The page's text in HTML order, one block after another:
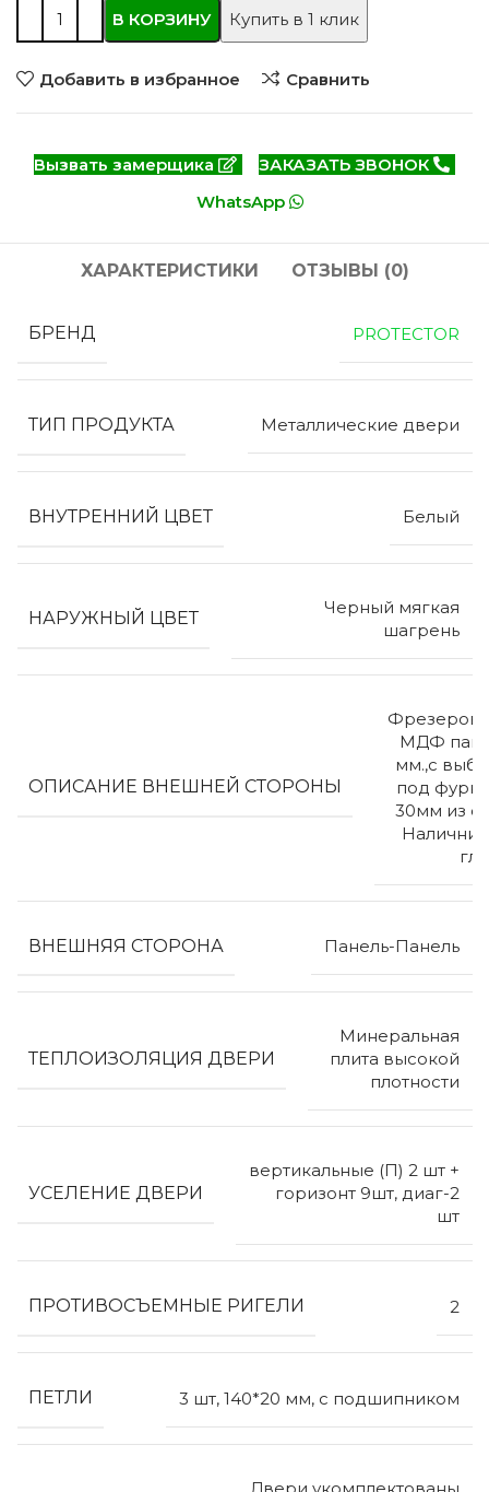
В КОРЗИНУ Купить в 1 клик
Добавить в избранное Сравнить
Вызвать замерщика
ЗАКАЗАТЬ ЗВОНОК
WhatsApp
ХАРАКТЕРИСТИКИ ОТЗЫВЫ (0)
БРЕНД PROTECTOR
ТИП ПРОДУКТА Металлические двери
ВНУТРЕННИЙ ЦВЕТ Белый
НАРУЖНЫЙ ЦВЕТ
Черный мягкая
шагрень
ОПИСАНИЕ ВНЕШНЕЙ СТОРОНЫ
МДФ
мм.,с
под
30мм из
ВНЕШНЯЯ СТОРОНА Панель-Панель
ТЕПЛОИЗОЛЯЦИЯ ДВЕРИ
Минеральная
плита высокой
плотности
УСЕЛЕНИЕ ДВЕРИ
вертикальные (П) 2 шт +
горизонт 9шт, диаг-2
шт
ПРОТИВОСЪЕМНЫЕ РИГЕЛИ 2
ПЕТЛИ 3 шт, 140*20 мм, с подшипником